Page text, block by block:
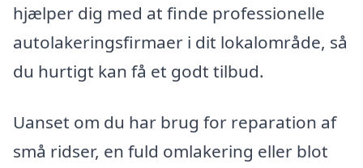
hjælper dig med at finde professionelle
autolakeringsfirmaer i dit lokalområde, så
du hurtigt kan få et godt tilbud.
Uanset om du har brug for reparation af
små ridser, en fuld omlakering eller blot